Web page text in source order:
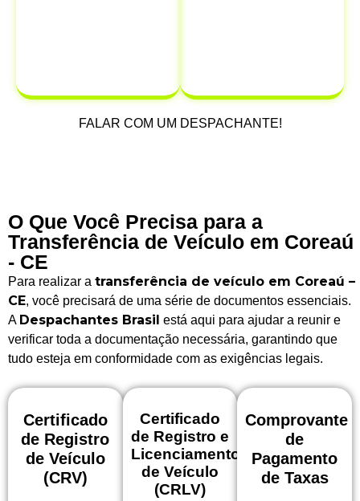
FALAR COM UM DESPACHANTE!
O Que Você Precisa para a
Transferência de Veículo em Coreaú
- CE
Para realizar a transferência de veículo em Coreaú –
CE, você precisará de uma série de documentos essenciais.
A Despachantes Brasil está aqui para ajudar a reunir e
verificar toda a documentação necessária, garantindo que
tudo esteja em conformidade com as exigências legais.
Certificado
de Registro
de Veículo
(CRV)
Certificado
de Registro e
Licenciamento
de Veículo
(CRLV)
Comprovante
de
Pagamento
de Taxas